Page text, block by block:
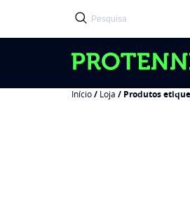
Início/ Loja / Produtos